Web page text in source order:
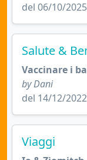
del 06/10/
Salute &
Vaccinare i
by Dani
del 14/12/
Viaggi